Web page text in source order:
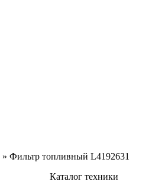
» Фильтр топливный L4192631
Каталог техники